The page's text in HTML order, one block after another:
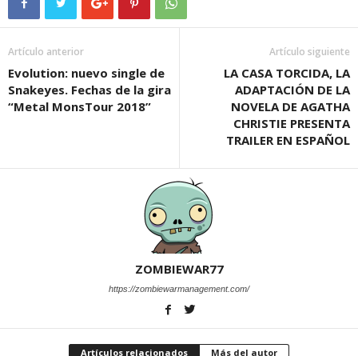
Artículo anterior
Evolution: nuevo single de
Snakeyes. Fechas de la gira
“Metal MonsTour 2018”
Artículo siguiente
LA CASA TORCIDA, LA
ADAPTACIÓN DE LA
NOVELA DE AGATHA
CHRISTIE PRESENTA
TRAILER EN ESPAÑOL
ZOMBIEWAR77
https://zombiewarmanagement.com/
Artículos relacionados Más del autor